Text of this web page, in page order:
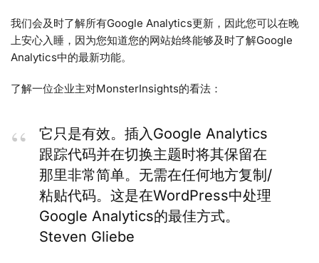
我们会及时了解所有Google Analytics更新，因此您可以在晚
上安心入睡，因为您知道您的网站始终能够及时了解Google
Analytics中的最新功能。
了解一位企业主对MonsterInsights的看法：
它只是有效。插入Google Analytics
跟踪代码并在切换主题时将其保留在
那里非常简单。无需在任何地方复制/
粘贴代码。这是在WordPress中处理
Google Analytics的最佳方式。
Steven Gliebe